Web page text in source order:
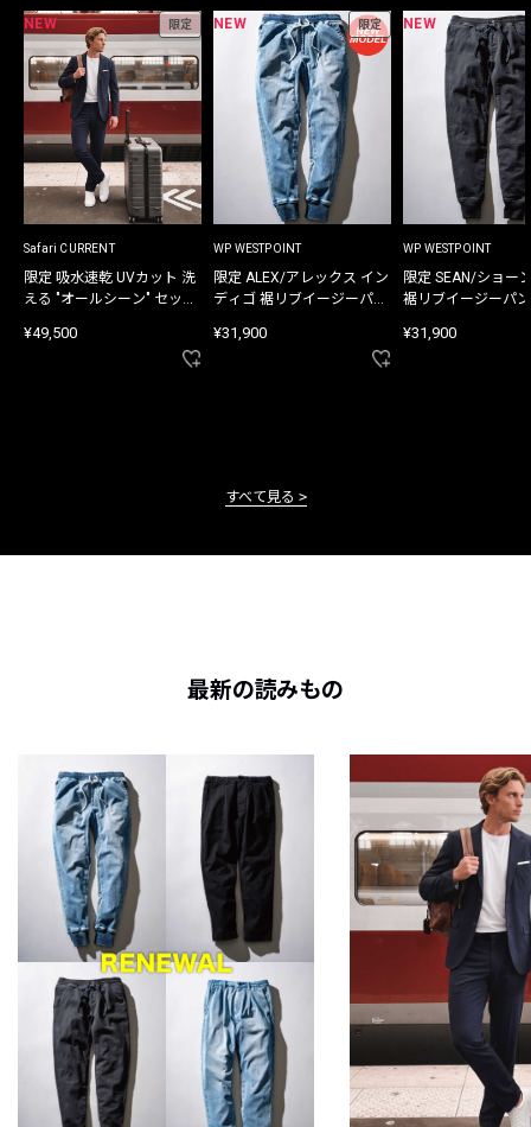
NEW 限定
Safari CURRENT
限定 吸水速乾 UVカット 洗
える "オールシーン" セット
¥49,500
NEW 限定
WP WESTPOINT
限定 ALEX/アレックス イン
ディゴ 裾リブイージーパン
¥31,900
NEW
WP WESTPOINT
限定 SEAN/ショー
裾リブイージーパ
¥31,900
すべて見る
最新の読みもの